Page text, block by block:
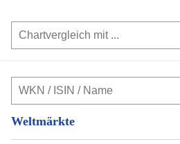
Weltmärkte